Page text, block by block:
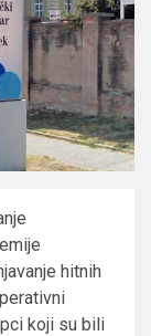
hitnih
koji su bili